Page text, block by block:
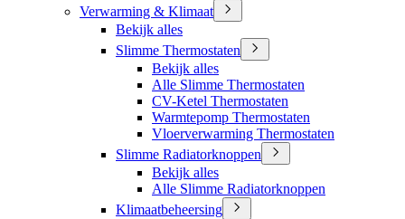
Verwarming & Klimaat
Bekijk alles
Slimme Thermostaten
Bekijk alles
Alle Slimme Thermostaten
CV-Ketel Thermostaten
Warmtepomp Thermostaten
Vloerverwarming Thermostaten
Slimme Radiatorknoppen
Bekijk alles
Alle Slimme Radiatorknoppen
Klimaatbeheersing